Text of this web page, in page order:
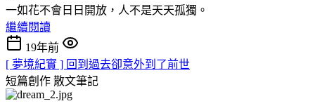
一如花不會日日開放，人不是天天孤獨。
繼續閱讀
19年前
[ 夢境紀實 ] 回到過去卻意外到了前世
短篇創作 散文筆記